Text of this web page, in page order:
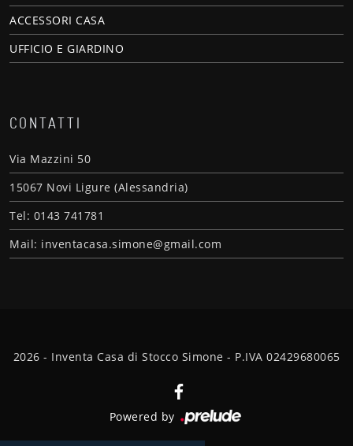
ACCESSORI CASA
UFFICIO E GIARDINO
CONTATTI
Via Mazzini 50
15067 Novi Ligure (Alessandria)
Tel: 0143 741781
Mail: inventacasa.simone@gmail.com
2026 - Inventa Casa di Stocco Simone - P.IVA 02429680065
Powered by